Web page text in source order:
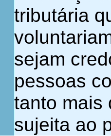
tributária
sejam
pessoas
tanto mais
sujeita ao